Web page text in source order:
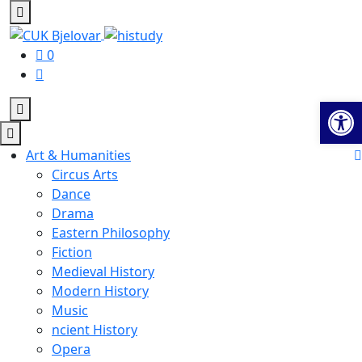
0
Art & Humanities
Circus Arts
Dance
Drama
Eastern Philosophy
Fiction
Medieval History
Modern History
Music
ncient History
Opera